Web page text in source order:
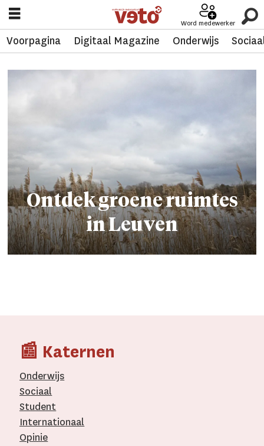
Word medewerker
Voorpagina Digitaal Magazine Onderwijs
Tag:
groene
ruimtes
Ontdek groene ruimtes
in Leuven
📰 Katernen
Onderwijs
Sociaal
Student
Internationaal­
Opinie